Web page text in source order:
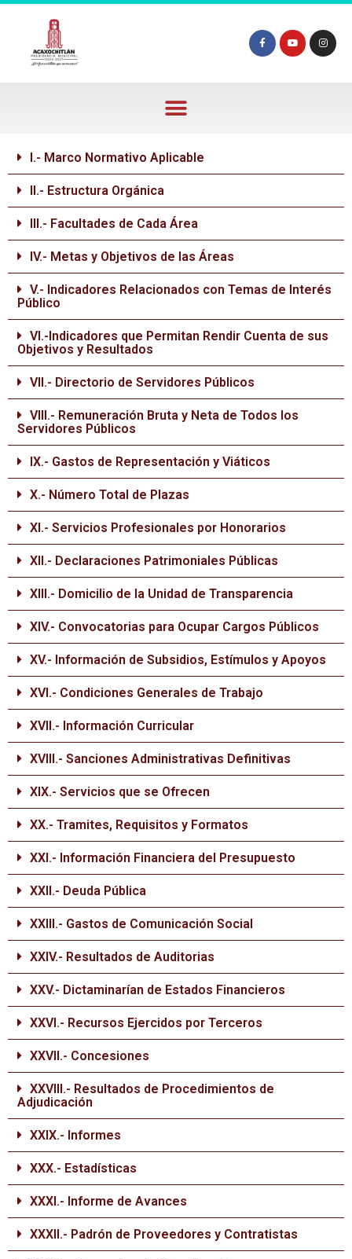
I.- Marco Normativo Aplicable
II.- Estructura Orgánica
III.- Facultades de Cada Área
IV.- Metas y Objetivos de las Áreas
V.- Indicadores Relacionados con Temas de Interés
Público
VI.-Indicadores que Permitan Rendir Cuenta de sus
Objetivos y Resultados
VII.- Directorio de Servidores Públicos
VIII.- Remuneración Bruta y Neta de Todos los
Servidores Públicos
IX.- Gastos de Representación y Viáticos
X.- Número Total de Plazas
XI.- Servicios Profesionales por Honorarios
XII.- Declaraciones Patrimoniales Públicas
XIII.- Domicilio de la Unidad de Transparencia
XIV.- Convocatorias para Ocupar Cargos Públicos
XV.- Información de Subsidios, Estímulos y Apoyos
XVI.- Condiciones Generales de Trabajo
XVII.- Información Curricular
XVIII.- Sanciones Administrativas Definitivas
XIX.- Servicios que se Ofrecen
XX.- Tramites, Requisitos y Formatos
XXI.- Información Financiera del Presupuesto
XXII.- Deuda Pública
XXIII.- Gastos de Comunicación Social
XXIV.- Resultados de Auditorias
XXV.- Dictaminarían de Estados Financieros
XXVI.- Recursos Ejercidos por Terceros
XXVII.- Concesiones
XXVIII.- Resultados de Procedimientos de
Adjudicación
XXIX.- Informes
XXX.- Estadísticas
XXXI.- Informe de Avances
XXXII.- Padrón de Proveedores y Contratistas